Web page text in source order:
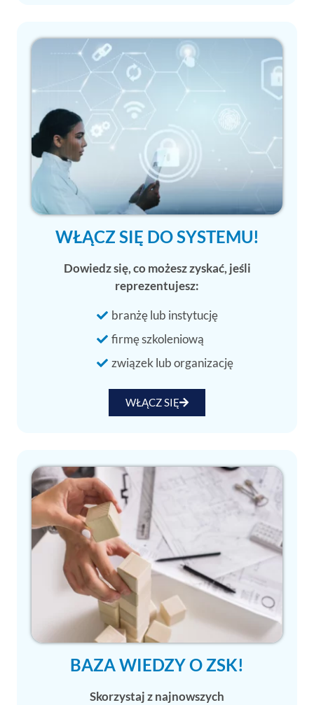
WŁĄCZ SIĘ DO SYSTEMU!
Dowiedz się, co możesz zyskać, jeśli
reprezentujesz:
branżę lub instytucję
firmę szkoleniową
związek lub organizację
WŁĄCZ SIĘ
BAZA WIEDZY O ZSK!
Skorzystaj z najnowszych